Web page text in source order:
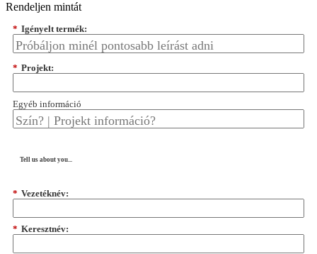
Rendeljen mintát
* Igényelt termék:
* Projekt:
Egyéb információ
Tell us about you...
* Vezetéknév:
* Keresztnév: